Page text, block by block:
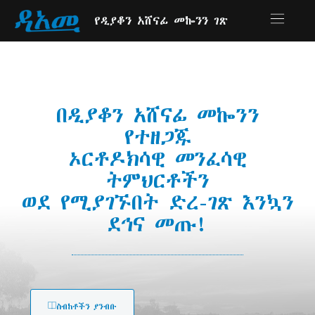
የዲያቆን አሸናፊ መኰንን ገጽ
በዲያቆን አሸናፊ መኰንን
የተዘጋጁ
ኦርቶዶክሳዊ መንፈሳዊ
ትምህርቶችን
ወደ የሚያገኙበት ድረ-ገጽ እንኳን
ደኅና መጡ!
ስብከቶችን ያንብቡ